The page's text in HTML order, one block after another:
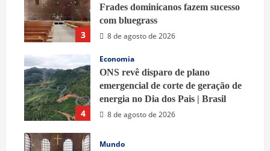
3
Frades dominicanos fazem sucesso
com bluegrass
8 de agosto de 2026
4
Economia
ONS revê disparo de plano
emergencial de corte de geração de
energia no Dia dos Pais | Brasil
8 de agosto de 2026
Mundo